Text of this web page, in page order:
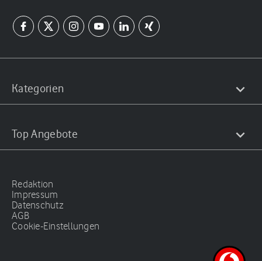
Kategorien
Top Angebote
Redaktion
Impressum
Datenschutz
AGB
Cookie-Einstellungen